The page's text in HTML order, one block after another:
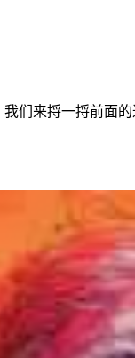
们来捋一捋前面的